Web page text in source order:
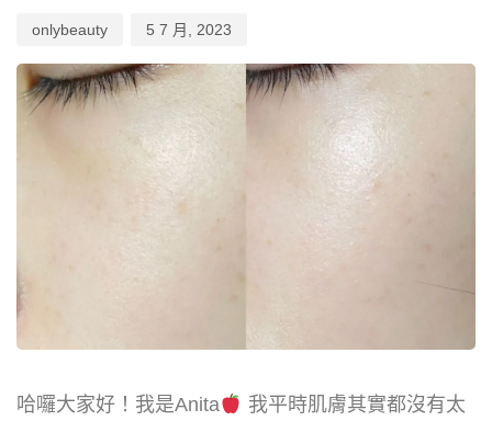
onlybeauty 5 7 月, 2023
哈囉大家好！我是Anita
我平時肌膚其實都沒有太